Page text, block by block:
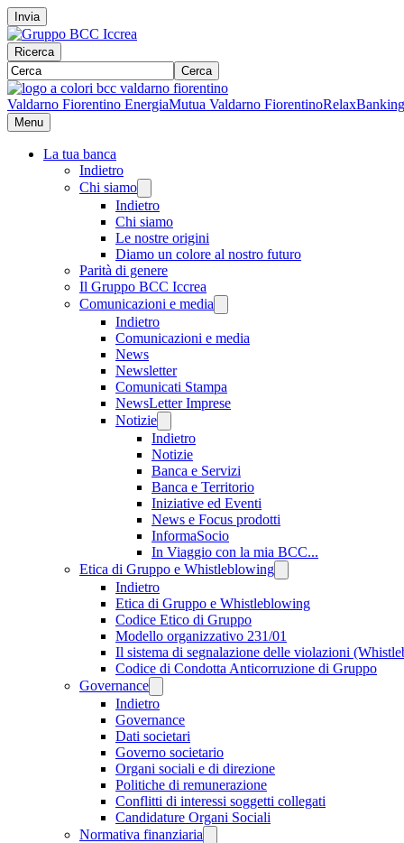
Invia
Ricerca
Cerca
Valdarno Fiorentino EnergiaMutua Valdarno FiorentinoRelaxBanking
Menu
La tua banca
Indietro
Chi siamo
Indietro
Chi siamo
Le nostre origini
Diamo un colore al nostro futuro
Parità di genere
Il Gruppo BCC Iccrea
Comunicazioni e media
Indietro
Comunicazioni e media
News
Newsletter
Comunicati Stampa
NewsLetter Imprese
Notizie
Indietro
Notizie
Banca e Servizi
Banca e Territorio
Iniziative ed Eventi
News e Focus prodotti
InformaSocio
In Viaggio con la mia BCC...
Etica di Gruppo e Whistleblowing
Indietro
Etica di Gruppo e Whistleblowing
Codice Etico di Gruppo
Modello organizzativo 231/01
Il sistema di segnalazione delle violazioni
Codice di Condotta Anticorruzione di Gruppo
Governance
Indietro
Governance
Dati societari
Governo societario
Organi sociali e di direzione
Politiche di remunerazione
Conflitti di interessi soggetti collegati
Candidature Organi Sociali
Normativa finanziaria